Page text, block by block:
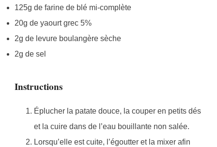
125g de farine de blé mi-complète
20g de yaourt grec 5%
2g de levure boulangère sèche
2g de sel
Instructions
Éplucher la patate douce, la couper en petits dés
et la cuire dans de l’eau bouillante non salée.
Lorsqu’elle est cuite, l’égoutter et la mixer afin